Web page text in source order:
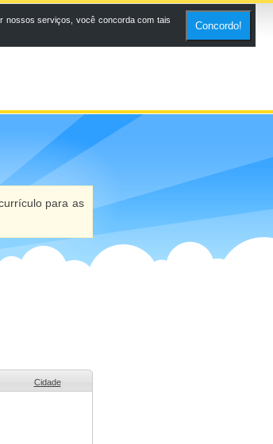
para as
Cidade
nossos serviços, você concorda com tais
Concordo!